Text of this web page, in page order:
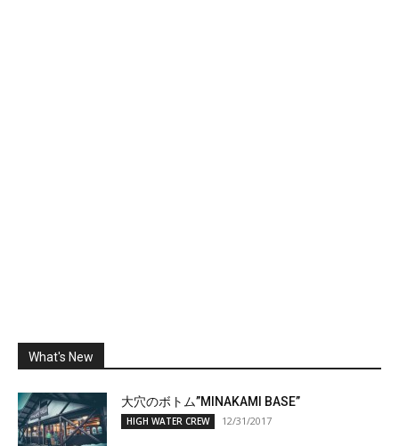
What's New
大穴のボトム”MINAKAMI BASE”
HIGH WATER CREW 12/31/2017